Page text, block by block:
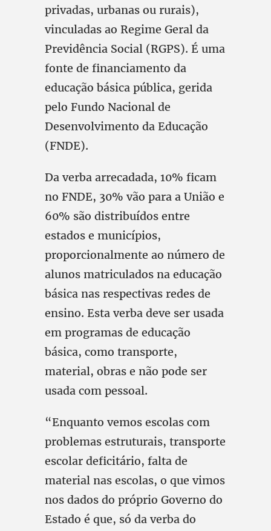
privadas, urbanas ou rurais),
vinculadas ao Regime Geral da
Previdência Social (RGPS). É uma
fonte de financiamento da
educação básica pública, gerida
pelo Fundo Nacional de
Desenvolvimento da Educação
(FNDE).
Da verba arrecadada, 10% ficam
no FNDE, 30% vão para a União e
60% são distribuídos entre
estados e municípios,
proporcionalmente ao número de
alunos matriculados na educação
básica nas respectivas redes de
ensino. Esta verba deve ser usada
em programas de educação
básica, como transporte,
material, obras e não pode ser
usada com pessoal.
“Enquanto vemos escolas com
problemas estruturais, transporte
escolar deficitário, falta de
material nas escolas, o que vimos
nos dados do próprio Governo do
Estado é que, só da verba do